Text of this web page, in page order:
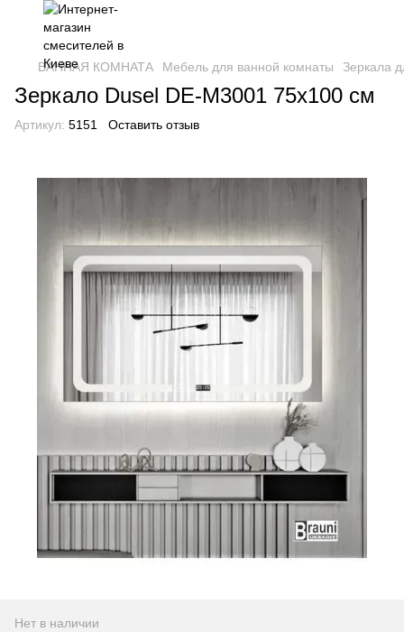
ВАННАЯ КОМНАТА Мебель для ванной комнаты Зеркала
Зеркало Dusel DE-M3001 75х100 см
Артикул: 5151 Оставить отзыв
Нет в наличии